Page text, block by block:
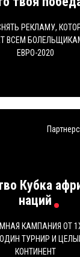
РЕКЛАМУ,
ВСЕМ
ЕВРО-2020
Кубка
наций
КАМПАНИЯ ОТ
ТУРНИР И
КОНТИНЕНТ